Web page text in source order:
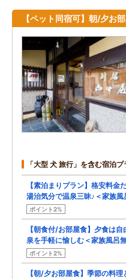
【ペット同宿可】朝/夕お
「大型 犬 旅行」を含む宿泊プ
【素泊まりプラン】格安料
湯治気分で温泉三昧♪＜家族風
ポイント2%
【朝食付/お部屋食】夕食は
泉を手軽に愉しむ＜家族風呂
ポイント2%
【朝/夕お部屋食】季節の料